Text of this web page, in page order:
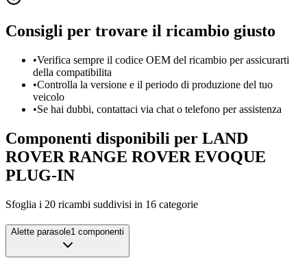
Consigli per trovare il ricambio giusto
•Verifica sempre il codice OEM del ricambio per assicurarti
della compatibilita
•Controlla la versione e il periodo di produzione del tuo
veicolo
•Se hai dubbi, contattaci via chat o telefono per assistenza
Componenti disponibili per LAND
ROVER RANGE ROVER EVOQUE
PLUG-IN
Sfoglia i 20 ricambi suddivisi in 16 categorie
Alette parasole1 componenti